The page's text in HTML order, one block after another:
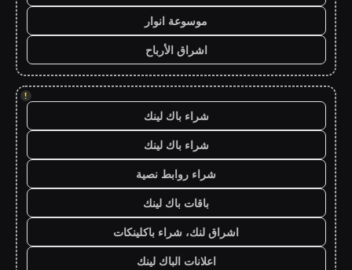
موسوعة انوار
اشراق الأرباح
!
شراء باك لينك
شراء باك لينك
شراء روابط نصية
باقات باك لينك
اشراق لنك، شراء باكلينكات
اعلانات الباك لينك